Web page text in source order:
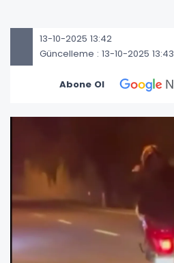
13-10-2025 13:42
Güncelleme : 13-10-2025 13:43
Abone Ol